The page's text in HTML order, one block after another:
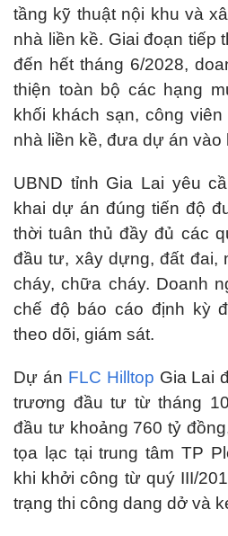
tầng kỹ thuật nội khu và
nhà liền kề. Giai đoạn tiếp
đến hết tháng 6/2028,
thiện toàn bộ các hạng
khối khách sạn, công
nhà liền kề, đưa dự án vào
UBND tỉnh Gia Lai yêu
khai dự án đúng tiến độ
thời tuân thủ đầy đủ các
đầu tư, xây dựng, đất đai,
cháy, chữa cháy. Doanh
chế độ báo cáo định kỳ
theo dõi, giám sát.
Dự án FLC Hilltop Gia Lai
trương đầu tư từ tháng
đầu tư khoảng 760 tỷ
tọa lạc tại trung tâm TP
khi khởi công từ quý III/
trạng thi công dang dở và